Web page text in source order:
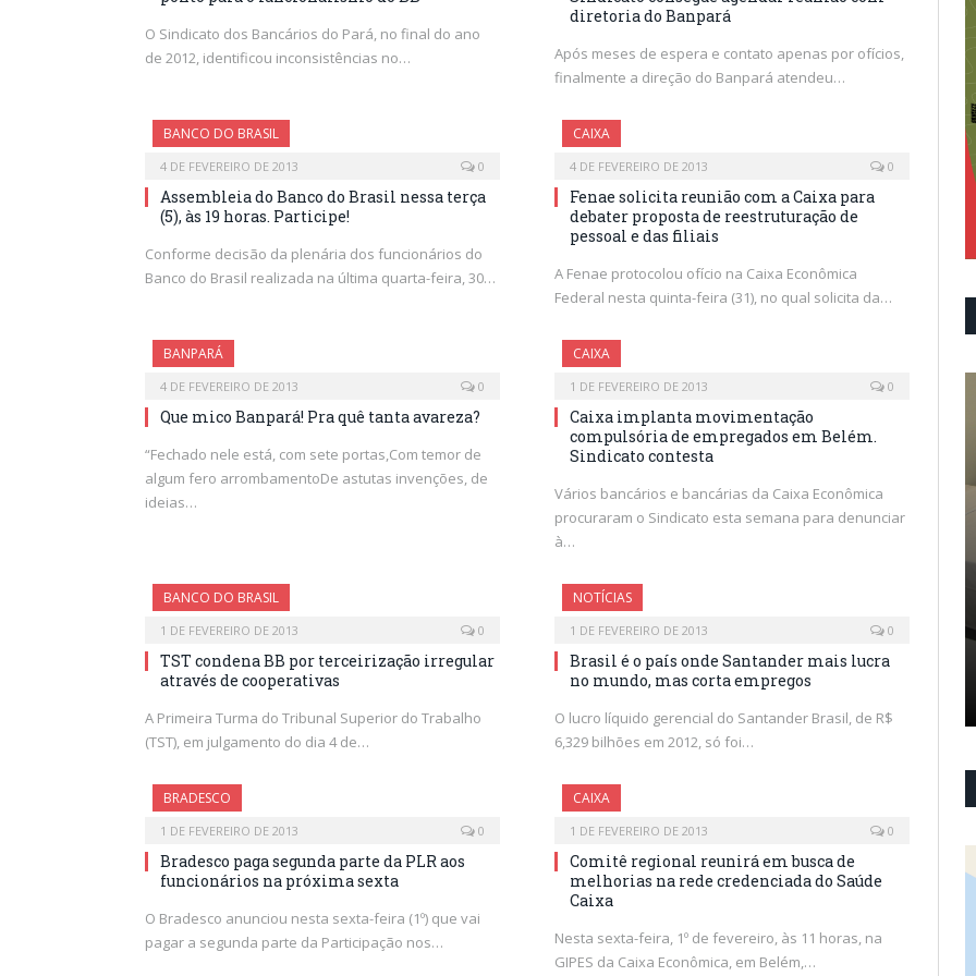
O Sindicato dos Bancários do Pará, no final do ano
de 2012, identificou inconsistências no…
diretoria do Banpará
Após meses de espera e contato apenas por ofícios,
finalmente a direção do Banpará atendeu…
BANCO DO BRASIL
4 DE FEVEREIRO DE 2013 0
Assembleia do Banco do Brasil nessa terça
(5), às 19 horas. Participe!
Conforme decisão da plenária dos funcionários do
Banco do Brasil realizada na última quarta-feira, 30…
CAIXA
4 DE FEVEREIRO DE 2013 0
Fenae solicita reunião com a Caixa para
debater proposta de reestruturação de
pessoal e das filiais
A Fenae protocolou ofício na Caixa Econômica
Federal nesta quinta-feira (31), no qual solicita da…
BANPARÁ
4 DE FEVEREIRO DE 2013 0
Que mico Banpará! Pra quê tanta avareza?
“Fechado nele está, com sete portas,Com temor de
algum fero arrombamentoDe astutas invenções, de
ideias…
CAIXA
1 DE FEVEREIRO DE 2013 0
Caixa implanta movimentação
compulsória de empregados em Belém.
Sindicato contesta
Vários bancários e bancárias da Caixa Econômica
procuraram o Sindicato esta semana para denunciar
à…
BANCO DO BRASIL
1 DE FEVEREIRO DE 2013 0
TST condena BB por terceirização irregular
através de cooperativas
A Primeira Turma do Tribunal Superior do Trabalho
(TST), em julgamento do dia 4 de…
NOTÍCIAS
1 DE FEVEREIRO DE 2013 0
Brasil é o país onde Santander mais lucra
no mundo, mas corta empregos
O lucro líquido gerencial do Santander Brasil, de R$
6,329 bilhões em 2012, só foi…
BRADESCO
1 DE FEVEREIRO DE 2013 0
Bradesco paga segunda parte da PLR aos
funcionários na próxima sexta
O Bradesco anunciou nesta sexta-feira (1º) que vai
pagar a segunda parte da Participação nos…
CAIXA
1 DE FEVEREIRO DE 2013 0
Comitê regional reunirá em busca de
melhorias na rede credenciada do Saúde
Caixa
Nesta sexta-feira, 1º de fevereiro, às 11 horas, na
GIPES da Caixa Econômica, em Belém,…